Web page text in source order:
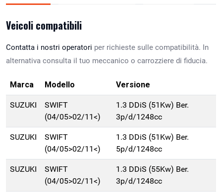
Veicoli compatibili
Contatta i nostri operatori per richieste sulle compatibilità. In
alternativa consulta il tuo meccanico o carrozziere di fiducia.
Marca Modello Versione
SUZUKI
SWIFT
(04/05>02/11<)
1.3 DDiS (51Kw) Ber.
3p/d/1248cc
SUZUKI
SWIFT
(04/05>02/11<)
1.3 DDiS (51Kw) Ber.
5p/d/1248cc
SUZUKI
SWIFT
(04/05>02/11<)
1.3 DDiS (55Kw) Ber.
3p/d/1248cc